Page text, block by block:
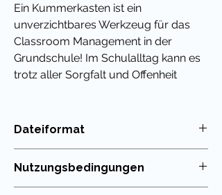
Ein Kummerkasten ist ein
unverzichtbares Werkzeug für das
Classroom Management in der
Grundschule! Im Schulalltag kann es
trotz aller Sorgfalt und Offenheit
und großen Sorgen nicht direkt
Die Elefantenklasse wird sich
freuen!
Dateiformat
Nutzungsbedingungen